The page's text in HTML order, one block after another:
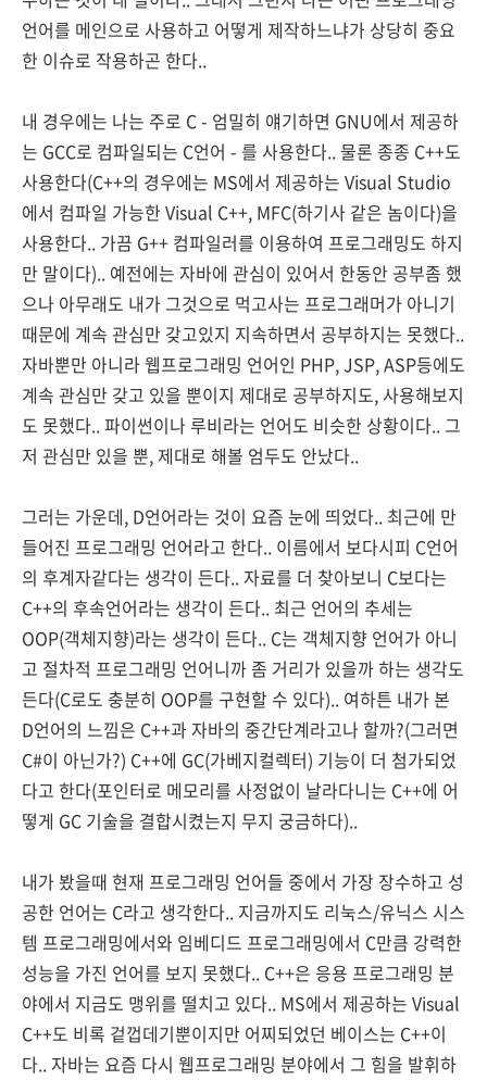
언어를 메인으로 사용하고 어떻게 제작하느냐가 상당히 중요
한 이슈로 작용하곤 한다..
내 경우에는 나는 주로 C - 엄밀히 얘기하면 GNU에서 제공하
는 GCC로 컴파일되는 C언어 - 를 사용한다.. 물론 종종 C++도
사용한다(C++의 경우에는 MS에서 제공하는 Visual Studio
에서 컴파일 가능한 Visual C++, MFC(하기사 같은 놈이다)을
사용한다.. 가끔 G++ 컴파일러를 이용하여 프로그래밍도 하지
만 말이다).. 예전에는 자바에 관심이 있어서 한동안 공부좀 했
으나 아무래도 내가 그것으로 먹고사는 프로그래머가 아니기
때문에 계속 관심만 갖고있지 지속하면서 공부하지는 못했다..
자바뿐만 아니라 웹프로그래밍 언어인 PHP, JSP, ASP등에도
계속 관심만 갖고 있을 뿐이지 제대로 공부하지도, 사용해보지
도 못했다.. 파이썬이나 루비라는 언어도 비슷한 상황이다.. 그
저 관심만 있을 뿐, 제대로 해볼 엄두도 안났다..
그러는 가운데, D언어라는 것이 요즘 눈에 띄었다.. 최근에 만
들어진 프로그래밍 언어라고 한다.. 이름에서 보다시피 C언어
의 후계자같다는 생각이 든다.. 자료를 더 찾아보니 C보다는
C++의 후속언어라는 생각이 든다.. 최근 언어의 추세는
OOP(객체지향)라는 생각이 든다.. C는 객체지향 언어가 아니
고 절차적 프로그래밍 언어니까 좀 거리가 있을까 하는 생각도
든다(C로도 충분히 OOP를 구현할 수 있다).. 여하튼 내가 본
D언어의 느낌은 C++과 자바의 중간단계라고나 할까?(그러면
C#이 아닌가?) C++에 GC(가베지컬렉터) 기능이 더 첨가되었
다고 한다(포인터로 메모리를 사정없이 날라다니는 C++에 어
떻게 GC 기술을 결합시켰는지 무지 궁금하다)..
내가 봤을때 현재 프로그래밍 언어들 중에서 가장 장수하고 성
공한 언어는 C라고 생각한다.. 지금까지도 리눅스/유닉스 시스
템 프로그래밍에서와 임베디드 프로그래밍에서 C만큼 강력한
성능을 가진 언어를 보지 못했다.. C++은 응용 프로그래밍 분
야에서 지금도 맹위를 떨치고 있다.. MS에서 제공하는 Visual
C++도 비록 겉껍데기뿐이지만 어찌되었던 베이스는 C++이
다.. 자바는 요즘 다시 웹프로그래밍 분야에서 그 힘을 발휘하